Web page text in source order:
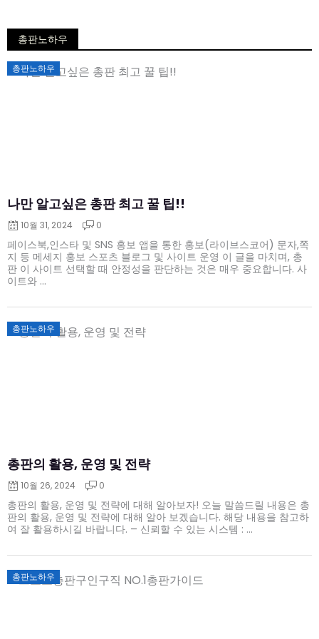
총판노하우
총판노하우
나만 알고싶은 총판 최고 꿀 팁!!
Posted
on
10월 31, 2024 0
페이스북,인스타 및 SNS 홍보 앱을 통한 홍보(라이브스코어) 문자,쪽
지 등 메세지 홍보 스포츠 블로그 및 사이트 운영 이 글을 마치며, 총
판 이 사이트 선택할 때 안정성을 판단하는 것은 매우 중요합니다. 사
이트와 ...
총판노하우
총판의 활용, 운영 및 전략
Posted
on
10월 26, 2024 0
총판의 활용, 운영 및 전략에 대해 알아보자! 오늘 말씀드릴 내용은 총
판의 활용, 운영 및 전략에 대해 알아 보겠습니다. 해당 내용을 참고하
여 잘 활용하시길 바랍니다. – 신뢰할 수 있는 시스템 : ...
총판노하우
Posted
on